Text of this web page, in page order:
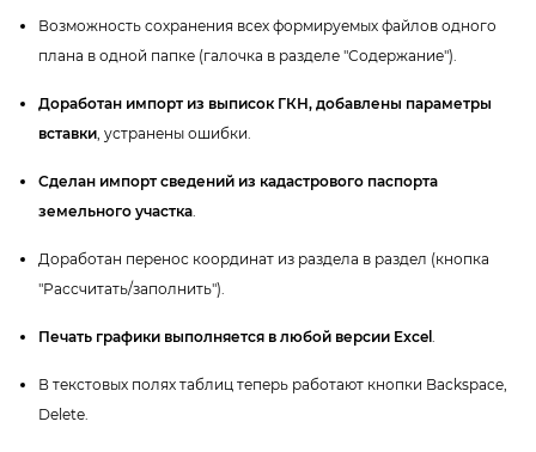
озможность сохранения всех формируемых файлов одного
плана в одной папке (галочка в разделе "Содержание").
Доработан импорт из выписок ГКН, добавлены параметры
ставки, устранены ошибки.
Сделан импорт сведений из кадастрового паспорта
земельного участка.
Доработан перенос координат из раздела в раздел (кнопка
"Рассчитать/заполнить").
Печать графики выполняется в любой версии Excel .
текстовых полях таблиц теперь работают кнопки Backspace,
Delete.